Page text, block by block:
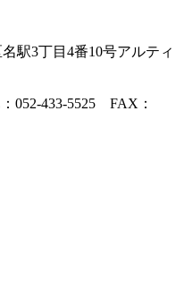
駅3丁目4番10号アルティ
052-433-5525 FAX：